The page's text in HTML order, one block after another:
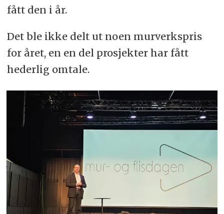
fått den i år.
Det ble ikke delt ut noen murverkspris
for året, en en del prosjekter har fått
hederlig omtale.